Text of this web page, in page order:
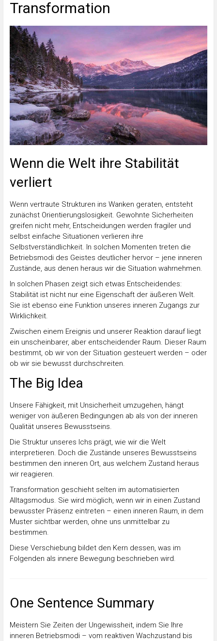
Transformation
Wenn die Welt ihre Stabilität
verliert
Wenn vertraute Strukturen ins Wanken geraten, entsteht
zunächst Orientierungslosigkeit. Gewohnte Sicherheiten
greifen nicht mehr, Entscheidungen werden fragiler und
selbst einfache Situationen verlieren ihre
Selbstverständlichkeit. In solchen Momenten treten die
Betriebsmodi des Geistes deutlicher hervor – jene inneren
Zustände, aus denen heraus wir die Situation wahrnehmen.
In solchen Phasen zeigt sich etwas Entscheidendes:
Stabilität ist nicht nur eine Eigenschaft der äußeren Welt.
Sie ist ebenso eine Funktion unseres inneren Zugangs zur
Wirklichkeit.
Zwischen einem Ereignis und unserer Reaktion darauf liegt
ein unscheinbarer, aber entscheidender Raum. Dieser Raum
bestimmt, ob wir von der Situation gesteuert werden – oder
ob wir sie bewusst durchschreiten.
The Big Idea
Unsere Fähigkeit, mit Unsicherheit umzugehen, hängt
weniger von äußeren Bedingungen ab als von der inneren
Qualität unseres Bewusstseins.
Die Struktur unseres Ichs prägt, wie wir die Welt
interpretieren. Doch die Zustände unseres Bewusstseins
bestimmen den inneren Ort, aus welchem Zustand heraus
wir reagieren.
Transformation geschieht selten im automatisierten
Alltagsmodus. Sie wird möglich, wenn wir in einen Zustand
bewusster Präsenz eintreten – einen inneren Raum, in dem
Muster sichtbar werden, ohne uns unmittelbar zu
bestimmen.
Diese Verschiebung bildet den Kern dessen, was im
Folgenden als innere Bewegung beschrieben wird.
One Sentence Summary
Meistern Sie Zeiten der Ungewissheit, indem Sie Ihre
inneren Betriebsmodi – vom reaktiven Wachzustand bis